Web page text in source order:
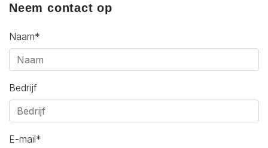
Neem contact op
Naam*
Bedrijf
E-mail*